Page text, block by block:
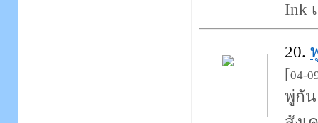
Ink
20.
[04-
พู่กัน